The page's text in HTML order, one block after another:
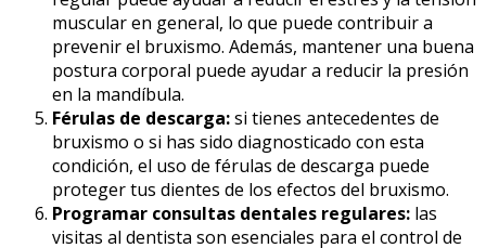
muscular en general, lo que puede contribuir a
prevenir el bruxismo. Además, mantener una buena
postura corporal puede ayudar a reducir la presión
en la mandíbula.
Férulas de descarga:si tienes antecedentes de
bruxismo o si has sido diagnosticado con esta
condición, el uso de férulas de descarga puede
proteger tus dientes de los efectos del bruxismo.
Programar consultas dentales regulares: las
visitas al dentista son esenciales para el control de